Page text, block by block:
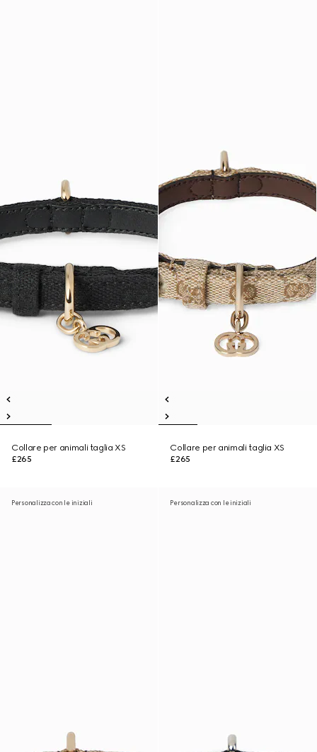
Collare per animali taglia XS
£265
Collare per animali taglia XS
£265
Personalizza con le iniziali Personalizza con le iniziali